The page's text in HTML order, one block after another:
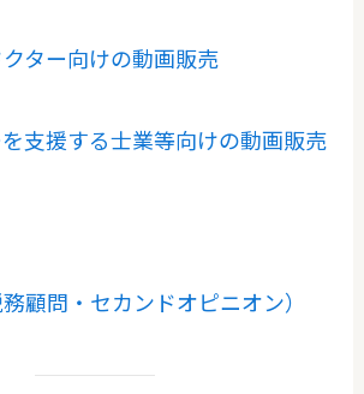
ター向けの動画販売
支援する士業等向けの動画販売
顧問・セカンドオピニオン）